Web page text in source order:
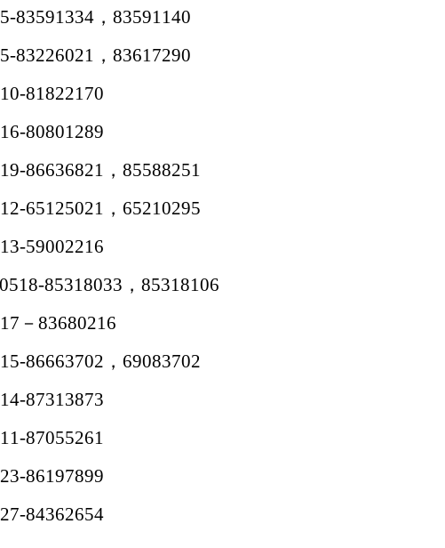
83591334，83591140
83226021，83617290
81822170
80801289
86636821，85588251
65125021，65210295
59002216
85318033，85318106
－83680216
86663702，69083702
87313873
87055261
86197899
84362654